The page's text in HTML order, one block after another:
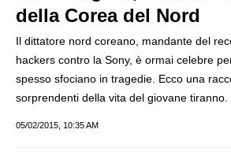
della Corea del Nord
Il dittatore nord coreano, mandante del
hackers contro la Sony, è ormai celebre
spesso sfociano in tragedie. Ecco una
sorprendenti della vita del giovane tiranno.
05/02/2015, 10:35 AM